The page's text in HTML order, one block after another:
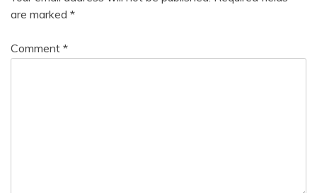
are marked *
Comment *